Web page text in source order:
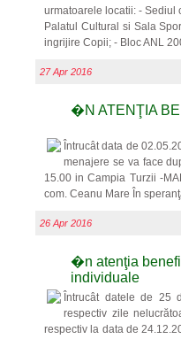
urmatoarele locatii: - Sediul
Palatul Cultural si Sala
ingrijire Copii; - Bloc ANL
27 Apr 2016
�N ATENŢIA
Întrucât data de
menajere se va face
15.00 in Campia Turzii -
com. Ceanu Mare În
26 Apr 2016
�n atenţia
individuale
Întrucât datele de 25
respectiv zile
respectiv la data de